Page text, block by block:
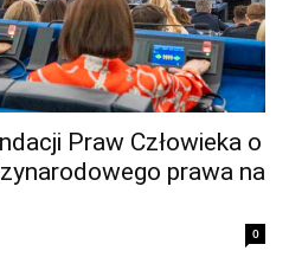
Praw Człowieka o
prawa na
0